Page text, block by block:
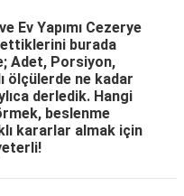
Ev Yapımı Cezerye
ettiklerini burada
Adet, Porsiyon,
ölçülerde ne kadar
derledik. Hangi
beslenme
kararlar almak için